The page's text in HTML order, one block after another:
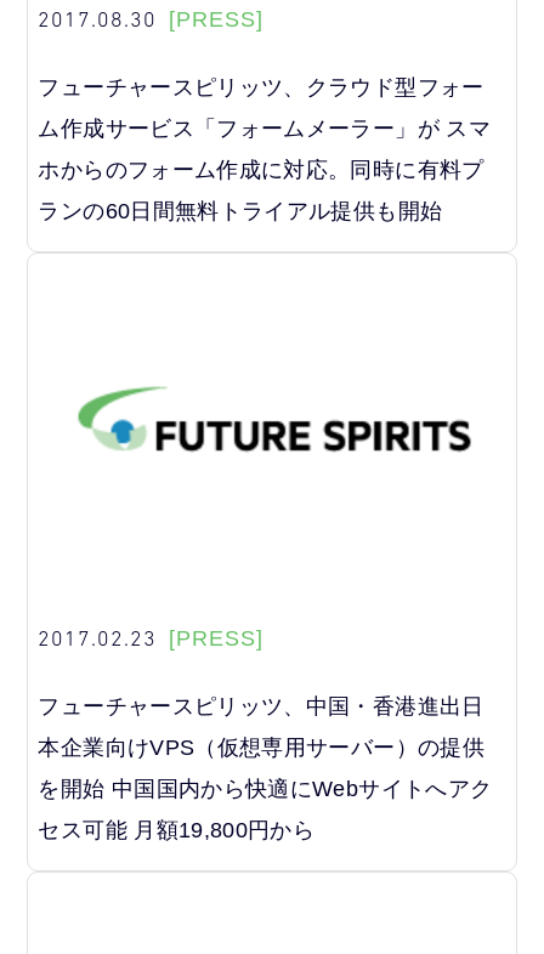
2017.08.30 [PRESS]
フューチャースピリッツ、クラウド型フォー
ム作成サービス「フォームメーラー」が スマ
ホからのフォーム作成に対応。同時に有料プ
ランの60日間無料トライアル提供も開始
2017.02.23 [PRESS]
フューチャースピリッツ、中国・香港進出日
本企業向けVPS（仮想専用サーバー）の提供
を開始 中国国内から快適にWebサイトへアク
セス可能 月額19,800円から